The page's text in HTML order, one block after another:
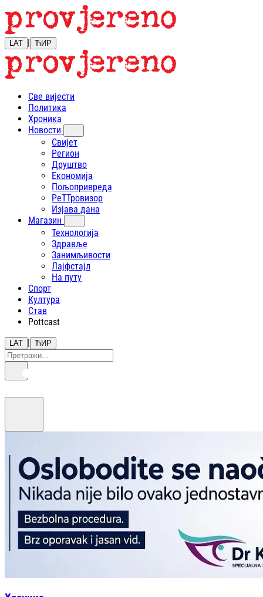
LAT | ЋИР
Све вијести
Политика
Хроника
Новости
Свијет
Регион
Друштво
Економија
Пољопривреда
РеТТровизор
Изјава дана
Магазин
Технологија
Здравље
Занимљивости
Лајфстajл
На путу
Спорт
Култура
Став
Pottcast
LAT | ЋИР